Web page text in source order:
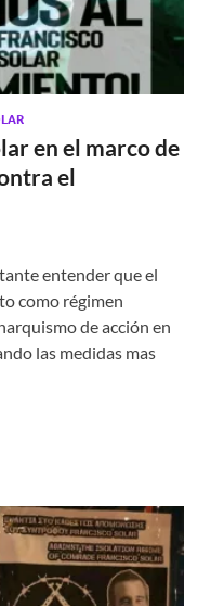
en el marco de
el
entender que el
como régimen
de acción en
las medidas mas